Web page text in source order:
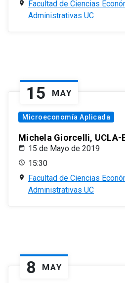
Facultad de Ciencias
Administrativas UC
15 MAY
Microeconomía Aplicada
Michela Giorcelli, UCLA-
15 de Mayo de 2019
15:30
Facultad de Ciencias
Administrativas UC
8 MAY